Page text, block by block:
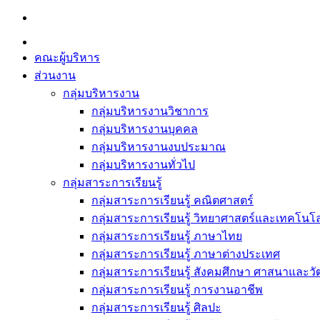
Skip
content
คณะผู้บริหาร
ส่วนงาน
กลุ่มบริหารงาน
กลุ่มบริหารงานวิชาการ
กลุ่มบริหารงานบุคคล
กลุ่มบริหารงานงบประมาณ
กลุ่มบริหารงานทั่วไป
กลุ่มสาระการเรียนรู้
กลุ่มสาระการเรียนรู้ คณิตศาสตร์
กลุ่มสาระการเรียนรู้ วิทยาศาสตร์และเทคโนโ
กลุ่มสาระการเรียนรู้ ภาษาไทย
กลุ่มสาระการเรียนรู้ ภาษาต่างประเทศ
กลุ่มสาระการเรียนรู้ สังคมศึกษา ศาสนาและ
กลุ่มสาระการเรียนรู้ การงานอาชีพ
กลุ่มสาระการเรียนรู้ ศิลปะ